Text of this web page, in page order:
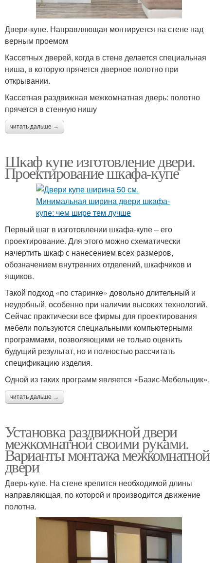
Двери-купе. Направляющая монтируется на стене над
верным проемом
Кассетных дверей, когда в стене делается специальная
ниша, в которую прячется дверное полотно при
открывании.
Кассетная раздвижная межкомнатная дверь: полотно
прячется в стенную нишу
читать дальше →
Шкаф купе изготовление двери.
Проектирование шкафа-купе
Первый шаг в изготовлении шкафа-купе – его
проектирование. Для этого можно схематически
начертить шкаф с нанесением всех размеров,
обозначением внутренних отделений, шкафчиков и
ящиков.
Такой подход «по старинке» довольно длительный и
неудобный, особенно при наличии высоких технологий.
Сейчас практически все фирмы для проектирования
мебели пользуются специальными компьютерными
программами, позволяющими не только оценить
будущий результат, но и полностью рассчитать
спецификацию изделия.
Одной из таких программ является «Базис-Мебельщик».
читать дальше →
Установка раздвижной двери
межкомнатной своими руками.
Варианты монтажа межкомнатной
двери
Дверь-купе. На стене крепится необходимой длины
направляющая, по которой и производится движение
полотна.